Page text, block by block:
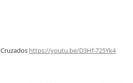
https://youtu.be/D3Hf-725Yk4